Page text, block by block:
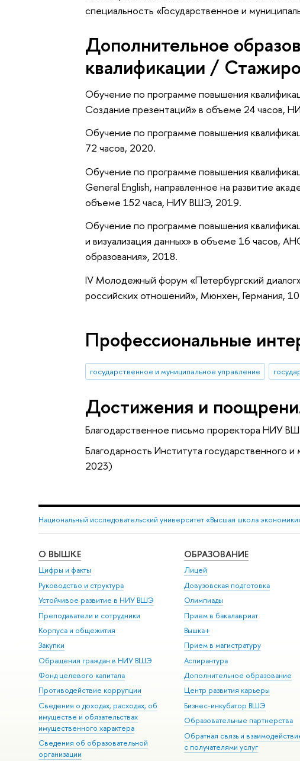
специальность «Государственное и
Дополнительное
квалификации /
Обучение по программе повышения
Создание презентаций» в объеме 24 часов,
Обучение по программе повышения
72 часов, 2020.
Обучение по программе повышения
General English, направленное на развитие
объеме 152 часа, НИУ ВШЭ, 2019.
Обучение по программе повышения
и визуализация данных» в объеме 16 часов,
образования», 2018.
IV Молодежный форум «Петербургский
российских отношений», Мюнхен, Германия,
Профессиональные
государственное и муниципальное управление
Достижения и
Благодарственное письмо проректора НИУ
Благодарность Института государственного
2023)
Национальный исследовательский университет «Высшая школа
О ВЫШКЕ
Цифры и факты
Руководство и структура
Устойчивое развитие в НИУ ВШЭ
Преподаватели и сотрудники
Корпуса и общежития
Закупки
Обращения граждан в НИУ ВШЭ
Фонд целевого капитала
Противодействие коррупции
Сведения о доходах, расходах, об
имуществе и обязательствах
имущественного характера
Сведения об образовательной
организации
ОБРАЗОВАНИЕ
Лицей
Довузовская подготовка
Олимпиады
Прием в бакалавриат
Вышка+
Прием в магистратуру
Аспирантура
Дополнительное образование
Центр развития карьеры
Бизнес-инкубатор ВШЭ
Образовательные партнерства
Обратная связь и
с получателями услуг